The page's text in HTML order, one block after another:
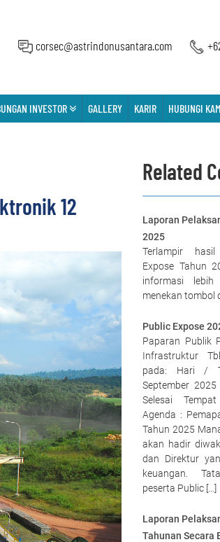
corsec@astrindonusantara.com
INVESTOR GALLERY KARIR HUBUNGI
12
Related
Laporan
2025
Terlampir
Expose Tahun
informasi
menekan tombol
Public Expose
Paparan Publik
Infrastruktur
pada: Hari /
September
Selesai
Agenda :
Tahun 2025
akan hadir
dan Direktur
keuangan.
peserta Public […]
Laporan
Tahunan Secara